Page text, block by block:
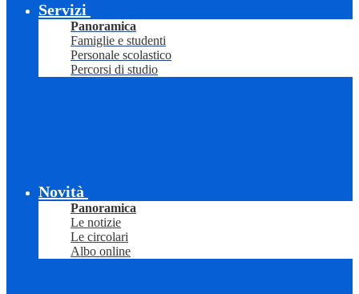
Servizi
Panoramica
Famiglie e studenti
Personale scolastico
Percorsi di studio
Novità
Panoramica
Le notizie
Le circolari
Albo online